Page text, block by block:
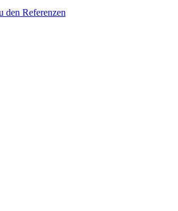
den Referenzen